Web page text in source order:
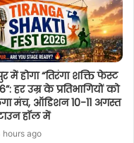
में होगा “तिरंगा शक्ति फेस्ट
हर उम्र के प्रतिभागियों को
मंच, ऑडिशन 10-11 अगस्त
हॉल में
hours ago